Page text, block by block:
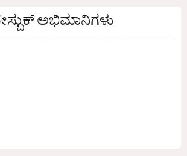
ಅಭಿಮಾನಿಗಳು